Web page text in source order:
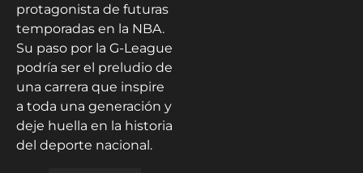
protagonista de futuras
temporadas en la NBA.
Su paso por la G-League
podría ser el preludio de
una carrera que inspire
a toda una generación y
deje huella en la historia
del deporte nacional.